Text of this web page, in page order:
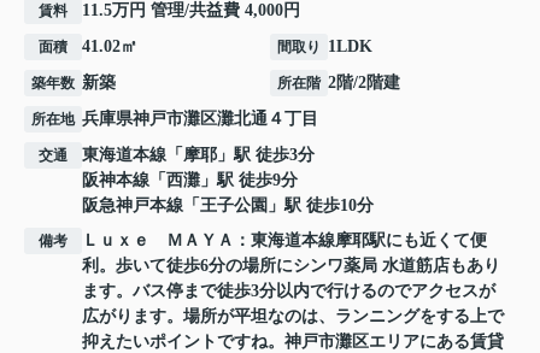
賃料 11.5万円 管理/共益費 4,000円
面積 41.02㎡ 間取り 1LDK
築年数 新築 所在階 2階/2階建
所在地 兵庫県神戸市灘区灘北通 ４丁目
交通 東海道本線 「 摩耶 」駅 徒歩3分
阪神本線 「 西灘 」駅 徒歩9分
阪急神戸本線 「 王子公園 」駅 徒歩10分
備考
Ｌｕｘｅ ＭＡＹＡ：東海道本線摩耶駅にも近くて便
利。歩いて徒歩6分の場所にシンワ薬局 水道筋店もあり
ます。バス停まで徒歩3分以内で行けるのでアクセスが
広がります。場所が平坦なのは、ランニングをする上で
抑えたいポイントですね。神戸市灘区エリアにある賃貸